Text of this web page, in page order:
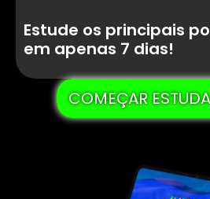
Estude os principais
em apenas 7 dias!
COMEÇAR